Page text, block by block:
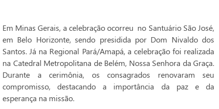
Em Minas Gerais, a celebração ocorreu no Santuário São José,
em Belo Horizonte, sendo presidida por Dom Nivaldo dos
Santos. Já na Regional Pará/Amapá, a celebração foi realizada
na Catedral Metropolitana de Belém, Nossa Senhora da Graça.
Durante a cerimônia, os consagrados renovaram seu
compromisso, destacando a importância da paz e da
esperança na missão.